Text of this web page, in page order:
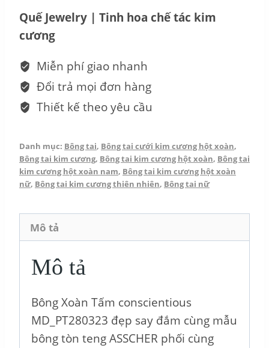
Kim
Cương
–
conscientious
BT_PT280323
số
Quế Jewelry | Tinh hoa chế tác kim
cương
Miễn phí giao nhanh
Đổi trả mọi đơn hàng
Thiết kế theo yêu cầu
Danh mục: Bông tai, Bông tai cưới kim cương hột xoàn,
Bông tai kim cương, Bông tai kim cương hột xoàn, Bông tai
kim cương hột xoàn nam, Bông tai kim cương hột xoàn
nữ, Bông tai kim cương thiên nhiên, Bông tai nữ
Mô tả
Mô tả
Bông Xoàn Tấm conscientious
MD_PT280323 đẹp say đắm cùng mẫu
bông tòn teng ASSCHER phối cùng